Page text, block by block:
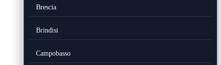
Brescia
Brindisi
Campobasso